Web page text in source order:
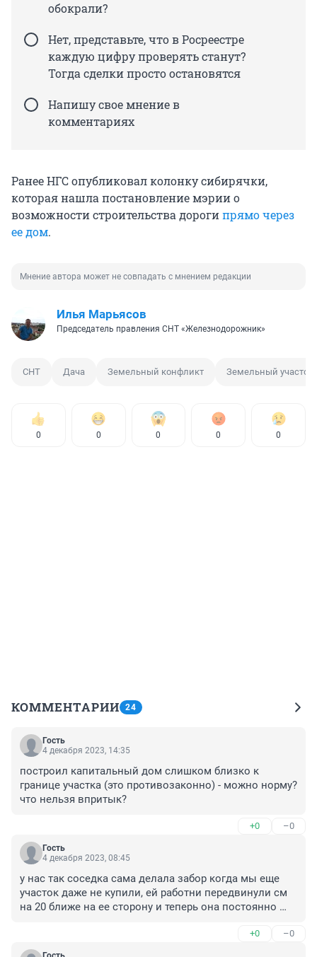
обокрали?
Нет, представьте, что в Росреестре
каждую цифру проверять станут?
Тогда сделки просто остановятся
Напишу свое мнение в
комментариях
Ранее НГС опубликовал колонку сибирячки,
которая нашла постановление мэрии о
возможности строительства дорогипрямо через
ее дом.
Мнение автора может не совпадать с мнением редакции
Илья Марьясов
Председатель правления СНТ «Железнодорожник»
СНТ Дача Земельный конфликт Земельный участок
0 0 0 0 0
КОММЕНТАРИИ 24
Гость
4 декабря 2023, 14:35
построил капитальный дом слишком близко к
границе участка (это противозаконно) - можно норму?
что нельзя впритык?
+0 –0
Гость
4 декабря 2023, 08:45
у нас так соседка сама делала забор когда мы еще
участок даже не купили, ей работни передвинули см
на 20 ближе на ее сторону и теперь она постоянно
+0 –0